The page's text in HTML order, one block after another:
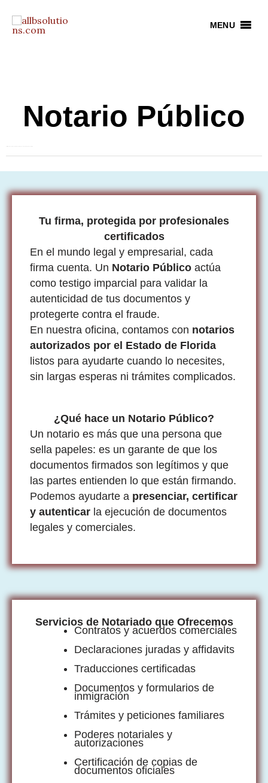
MENU
Notario Público
Tu firma, protegida por profesionales
certificados
En el mundo legal y empresarial, cada
firma cuenta. Un Notario Público actúa
como testigo imparcial para validar la
autenticidad de tus documentos y
protegerte contra el fraude.
En nuestra oficina, contamos con notarios
autorizados por el Estado de Florida
listos para ayudarte cuando lo necesites,
sin largas esperas ni trámites complicados.
¿Qué hace un Notario Público?
Un notario es más que una persona que
sella papeles: es un garante de que los
documentos firmados son legítimos y que
las partes entienden lo que están firmando.
Podemos ayudarte a presenciar, certificar
y autenticar la ejecución de documentos
legales y comerciales.
Servicios de Notariado que Ofrecemos
Contratos y acuerdos comerciales
Declaraciones juradas y affidavits
Traducciones certificadas
Documentos y formularios de
inmigración
Trámites y peticiones familiares
Poderes notariales y
autorizaciones
Certificación de copias de
documentos oficiales